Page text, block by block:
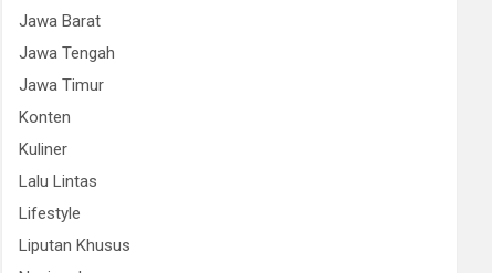
Jawa Barat
Jawa Tengah
Jawa Timur
Konten
Kuliner
Lalu Lintas
Lifestyle
Liputan Khusus